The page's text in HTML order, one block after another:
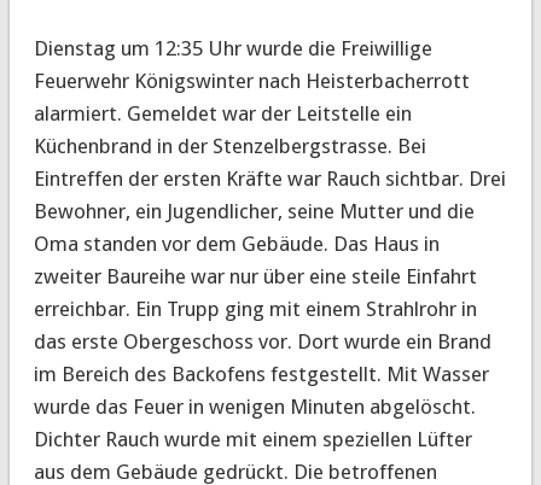
Dienstag um 12:35 Uhr wurde die Freiwillige
Feuerwehr Königswinter nach Heisterbacherrott
alarmiert. Gemeldet war der Leitstelle ein
Küchenbrand in der Stenzelbergstrasse. Bei
Eintreffen der ersten Kräfte war Rauch sichtbar. Drei
Bewohner, ein Jugendlicher, seine Mutter und die
Oma standen vor dem Gebäude. Das Haus in
zweiter Baureihe war nur über eine steile Einfahrt
erreichbar. Ein Trupp ging mit einem Strahlrohr in
das erste Obergeschoss vor. Dort wurde ein Brand
im Bereich des Backofens festgestellt. Mit Wasser
wurde das Feuer in wenigen Minuten abgelöscht.
Dichter Rauch wurde mit einem speziellen Lüfter
aus dem Gebäude gedrückt. Die betroffenen